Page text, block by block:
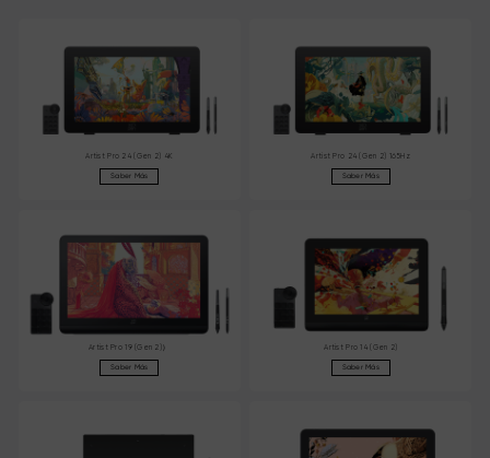
Artist Pro 24 (Gen 2) 4K
Saber Más
Artist Pro 24 (Gen 2) 165Hz
Saber Más
Artist Pro 19 (Gen 2)）
Saber Más
Artist Pro 14 (Gen 2)
Saber Más